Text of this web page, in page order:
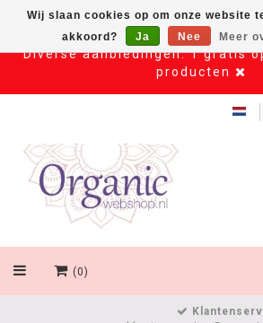
Diverse aanbiedingen: 1 gratis
producten
(0)
Klantenservice
Wij slaan cookies op om onze website
akkoord?
Ja Nee Meer